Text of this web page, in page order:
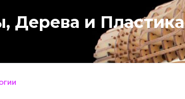
Дерева и Пластика